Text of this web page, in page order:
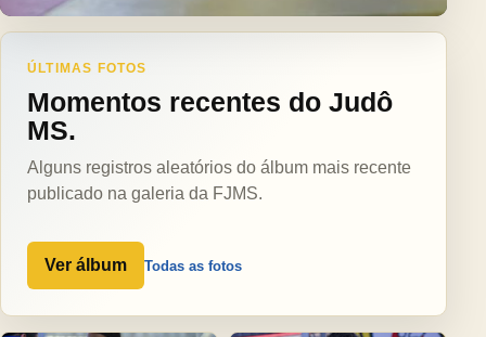
ÚLTIMAS FOTOS
Momentos recentes do Judô
MS.
Alguns registros aleatórios do álbum mais recente
publicado na galeria da FJMS.
Ver álbum Todas as fotos